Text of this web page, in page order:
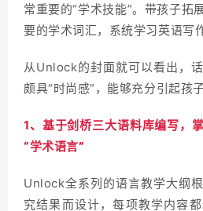
常重要的“学术技能”。带孩子拓
要的学术词汇，系统学习英语写
从Unlock的封面就可以看出，
颇具“时尚感”，能够充分引起孩
1、 基于剑桥三大语料库编写，
“学术语言”
Unlock全系列的语言教学大纲
究结果而设计，每项教学内容